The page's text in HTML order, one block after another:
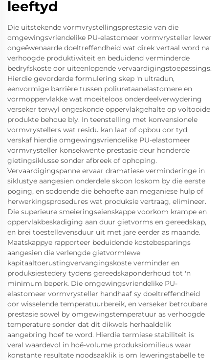
leeftyd
Die uitstekende vormvrystellingsprestasie van die
omgewingsvriendelike PU-elastomeer vormvrysteller lewer
ongeëwenaarde doeltreffendheid wat direk vertaal word na
verhoogde produktiwiteit en beduidend verminderde
bedryfskoste oor uiteenlopende vervaardigingstoepassings.
Hierdie gevorderde formulering skep 'n ultradun,
eenvormige barrière tussen poliuretaanelastomere en
vormoppervlakke wat moeiteloos onderdeelverwydering
verseker terwyl ongeskonde oppervlakgehalte op voltooide
produkte behoue bly. In teenstelling met konvensionele
vormvrystellers wat residu kan laat of opbou oor tyd,
verskaf hierdie omgewingsvriendelike PU-elastomeer
vormvrysteller konsekwente prestasie deur honderde
gietingsiklusse sonder afbreek of ophoping.
Vervaardigingspanne ervaar dramatiese verminderinge in
siklustye aangesien onderdele skoon loskom by die eerste
poging, en sodoende die behoefte aan meganiese hulp of
herwerkingsprosedures wat produksie vertraag, elimineer.
Die superieure smeieringseienskappe voorkom krampe en
oppervlakbeskadiging aan duur gietvorms en gereedskap,
en brei toestellevensduur uit met jare eerder as maande.
Maatskappye rapporteer beduidende kostebesparings
aangesien die verlengde gietvormlewe
kapitaaltoerustingvervangingskoste verminder en
produksiestedery tydens gereedskaponderhoud tot 'n
minimum beperk. Die omgewingsvriendelike PU-
elastomeer vormvrysteller handhaaf sy doeltreffendheid
oor wisselende temperatuurbereik, en verseker betroubare
prestasie sowel by omgewingstemperatuur as verhoogde
temperature sonder dat dit dikwels herhaaldelik
aangebring hoef te word. Hierdie termiese stabiliteit is
veral waardevol in hoë-volume produksiomilieus waar
konstante resultate noodsaaklik is om leweringstabelle te